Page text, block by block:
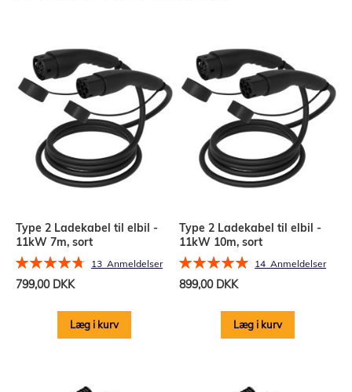
Type 2 Ladekabel til elbil -
11kW 7m, sort
Bedømmelse:
13 Anmeldelser
799,00 DKK
Læg i kurv
Type 2 Ladekabel til elbil -
11kW 10m, sort
Bedømmelse:
14Anmeldelser
899,00 DKK
Læg i kurv